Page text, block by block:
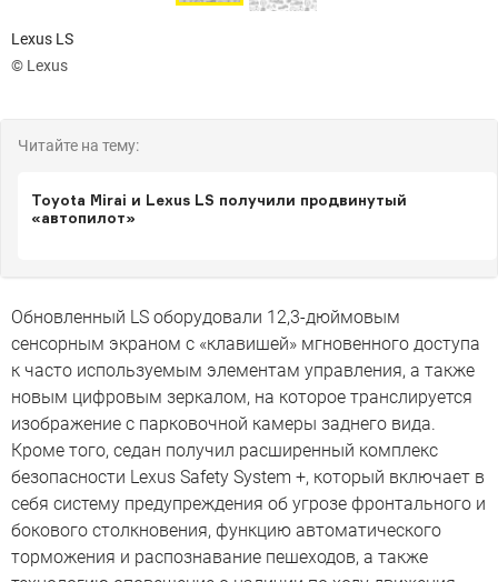
Lexus LS
© Lexus
Читайте на тему:
Toyota Mirai и Lexus LS получили продвинутый
«автопилот»
Обновленный LS оборудовали 12,3-дюймовым
сенсорным экраном с «клавишей» мгновенного доступа
к часто используемым элементам управления, а также
новым цифровым зеркалом, на которое транслируется
изображение с парковочной камеры заднего вида.
Кроме того, седан получил расширенный комплекс
безопасности Lexus Safety System +, который включает в
себя систему предупреждения об угрозе фронтального и
бокового столкновения, функцию автоматического
торможения и распознавание пешеходов, а также